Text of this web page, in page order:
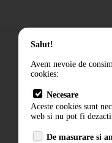
Cum comand
Livrare
Contact
Salut!
Avem nevoie de
cookies:
Necesare
Aceste cookies sunt
web si nu pot fi
De masurare si